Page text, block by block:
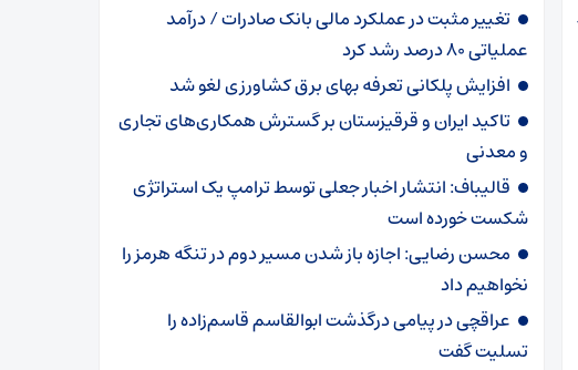
تغییر مثبت در عملکرد مالی بانک صادرات / درآمد
عملیاتی ۸۰ درصد رشد کرد
افزایش پلکانی تعرفه بهای برق کشاورزی لغو شد
تاکید ایران و قرقیزستان بر گسترش همکاری‌های تجاری
و معدنی
قالیباف: انتشار اخبار جعلی توسط ترامپ یک استراتژی
شکست خورده است
محسن رضایی: اجازه باز شدن مسیر دوم در تنگه هرمز را
نخواهیم داد
عراقچی در پیامی درگذشت ابوالقاسم قاسم‌زاده را
تسلیت گفت